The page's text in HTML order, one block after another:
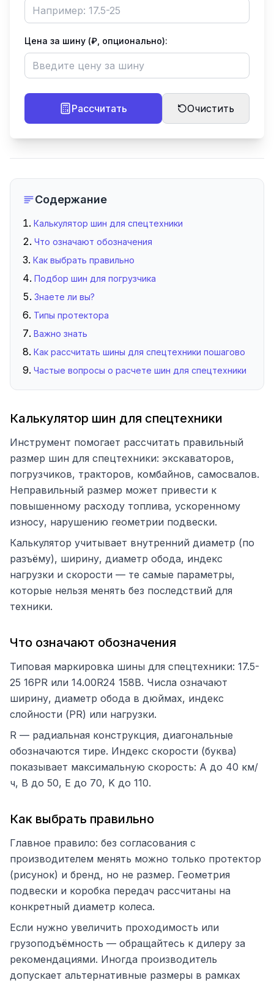
Цена за шину (₽, опционально):
Рассчитать Очистить
Содержание
Калькулятор шин для спецтехники
Что означают обозначения
Как выбрать правильно
Подбор шин для погрузчика
Знаете ли вы?
Типы протектора
Важно знать
Как рассчитать шины для спецтехники пошагово
Частые вопросы о расчете шин для спецтехники
Калькулятор шин для спецтехники
Инструмент помогает рассчитать правильный
размер шин для спецтехники: экскаваторов,
погрузчиков, тракторов, комбайнов, самосвалов.
Неправильный размер может привести к
повышенному расходу топлива, ускоренному
износу, нарушению геометрии подвески.
Калькулятор учитывает внутренний диаметр (по
разъёму), ширину, диаметр обода, индекс
нагрузки и скорости — те самые параметры,
которые нельзя менять без последствий для
техники.
Что означают обозначения
Типовая маркировка шины для спецтехники: 17.5-
25 16PR или 14.00R24 158B. Числа означают
ширину, диаметр обода в дюймах, индекс
слойности (PR) или нагрузки.
R — радиальная конструкция, диагональные
обозначаются тире. Индекс скорости (буква)
показывает максимальную скорость: A до 40 км/
ч, B до 50, E до 70, K до 110.
Как выбрать правильно
Главное правило: без согласования с
производителем менять можно только протектор
(рисунок) и бренд, но не размер. Геометрия
подвески и коробка передач рассчитаны на
конкретный диаметр колеса.
Если нужно увеличить проходимость или
грузоподъёмность — обращайтесь к дилеру за
рекомендациями. Иногда производитель
допускает альтернативные размеры в рамках